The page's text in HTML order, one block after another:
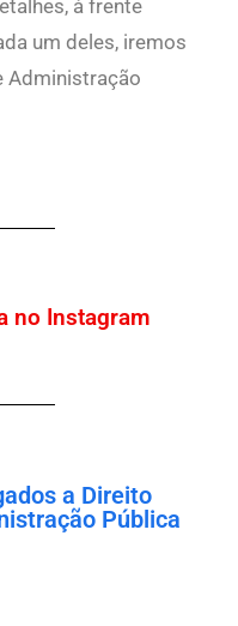
à frente
um deles, iremos
Administração
no Instagram
a Direito
Pública